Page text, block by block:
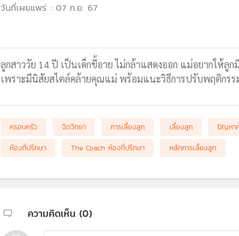
วันที่เผยแพร่ : 07 ก.ย. 67
ลูกสาววัย 14 ปี เป็นเด็กขี้อาย ไม่กล้าแสดงออก แม่อยากให้ลู
เพราะมีนิสัยสไตล์คล้ายคุณแม่ พร้อมแนะวิธีการปรับพฤติกรร
ครอบครัว จิตวิทยา การเลี้ยงลูก เลี้ยงลูก ปัญหา
ห้องที่ปรึกษา
The Coach ห้องที่ปรึกษา หลักการเลี้ยงลูก
ความคิดเห็น (0)